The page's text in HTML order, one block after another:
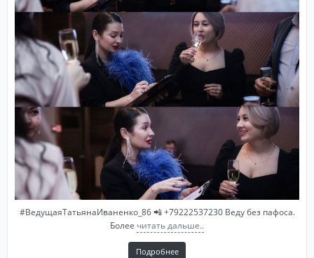
#ВедущаяТатьянаИваненко_86 📲 +79222537230 Веду без пафоса.
Более читать дальше..
Подробнее